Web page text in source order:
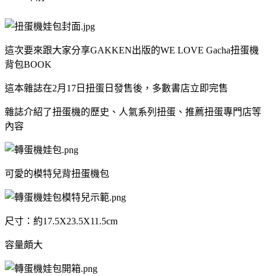
這次要來跟大家分享GAKKEN出版的WE LOVE Gacha扭蛋機
背包BOOK
這本雜誌在2月17日扭蛋日發售後，多數書店立即完售
雜誌介紹了扭蛋機的歷史、人氣系列扭蛋、推薦扭蛋專門店等
內容
可愛的模特兒背扭蛋機包
尺寸：約17.5X23.5X11.5cm
容量頗大